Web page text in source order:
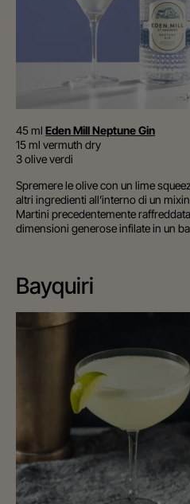
45 ml Eden Mill Neptune Gin
15 ml vermuth dry
3 olive verdi
Spremere le olive con un lime
altri ingredienti all’interno di un
Martini precedentemente
dimensioni generose infilate in un
Bayquiri